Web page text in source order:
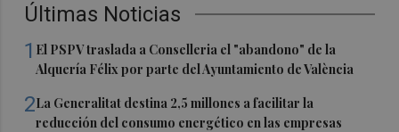
Últimas Noticias
1 El PSPV traslada a Conselleria el "abandono" de la
Alquería Félix por parte del Ayuntamiento de València
2La Generalitat destina 2,5 millones a facilitar la
reducción del consumo energético en las empresas